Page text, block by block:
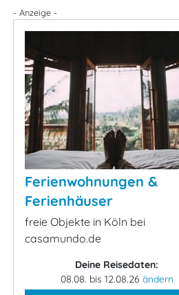
- Anzeige -
Ferienwohnungen &
Ferienhäuser
freie Objekte in Köln bei
casamundo.de
Deine Reisedaten:
08.08. bis 12.08.26 ändern